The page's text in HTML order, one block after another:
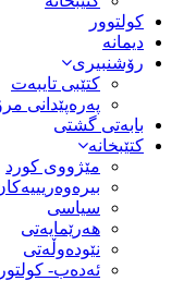
کولتوور
دیمانە
رۆشنبیری
کتێبی تایبەت
پەرەپێدانی
بابەتی گشتی
کتێبخانە
مێژووى کورد
سیاسى
هەرێمایەتی
نێودەوڵەتی
ئەدەب-